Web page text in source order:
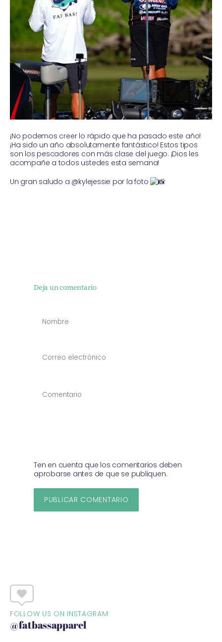
¡No podemos creer lo rápido que ha pasado este año!
¡Ha sido un año absolutamente fantástico! Estos tipos
son los pescadores con más clase del juego. ¡Dios les
acompañe a todos ustedes esta semana!
Un gran saludo a @kylejessie por la foto
Deja un comentario
Ten en cuenta que los comentarios deben
aprobarse antes de que se publiquen.
FOLLOW US ON INSTAGRAM
@fatbassapparel